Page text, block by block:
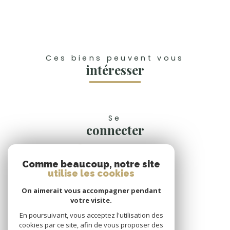
Ces biens peuvent vous
intéresser
Se
connecter
Nous
Comme beaucoup, notre site
utilise les cookies
On aimerait vous accompagner pendant
votre visite.
En poursuivant, vous acceptez l'utilisation des
cookies par ce site, afin de vous proposer des